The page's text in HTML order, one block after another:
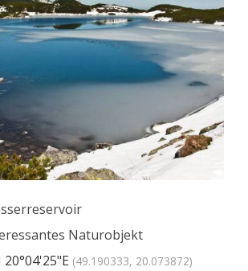
Naturobjekt
20°04'25"E (49.190333, 20.073872)